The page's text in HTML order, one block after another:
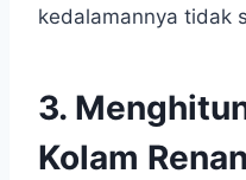
kedalamannya tidak
3.
Kolam